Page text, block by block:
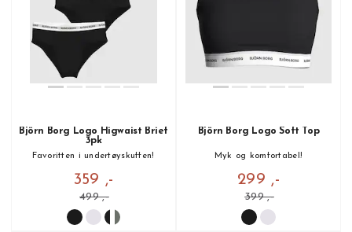
Björn Borg Logo Higwaist Brief
3pk
Favoritten i undertøyskuffen!
359 ,-
499 ,-
Björn Borg Logo Soft Top
Myk og komfortabel!
299 ,-
399 ,-